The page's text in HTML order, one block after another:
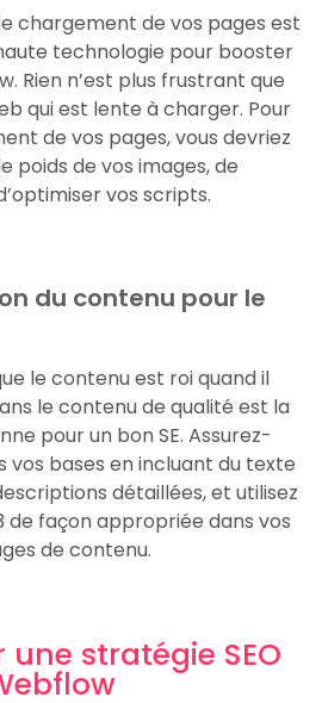
chargement de vos pages est
technologie pour booster
Rien n’est plus frustrant que
qui est lente à charger. Pour
de vos pages, vous devriez
poids de vos images, de
vos scripts.
du contenu pour le
le contenu est roi quand il
le contenu de qualité est la
pour un bon SE. Assurez-
vos bases en incluant du texte
détaillées, et utilisez
de façon appropriée dans vos
de contenu.
stratégie SEO